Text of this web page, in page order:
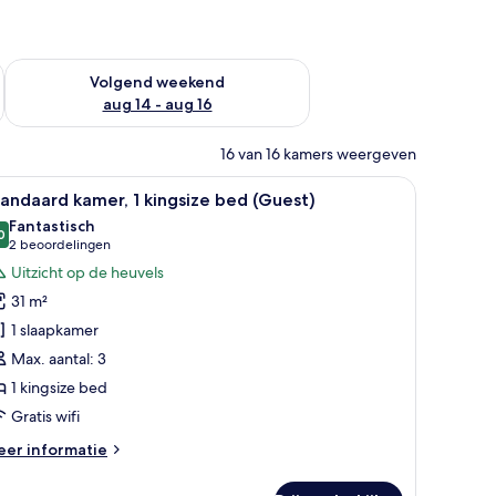
weekend aug 7 - aug 9
Volgend weekend
aug 14 - aug 16
De beschikbaarheid controleren voor volgend weekend aug
16 van 16 kamers weergeven
laptopwerkplek Een hotelkamer met een bed, nachtkastjes,
6 kamer, 1 kingsize bed (Guest)
van 10
Fantastisch
2 beoordelingen
(2
beoordelingen)
Uitzicht op de heuvels
31 m²
1 slaapkamer
Max. aantal: 3
1 kingsize bed
Gratis wifi
informatie